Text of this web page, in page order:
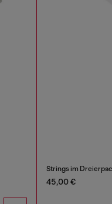
Strings im
45,00 €